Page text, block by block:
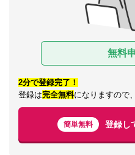
無料
2分で登録完了！
登録は完全無料になりますので
簡単無料 登録し